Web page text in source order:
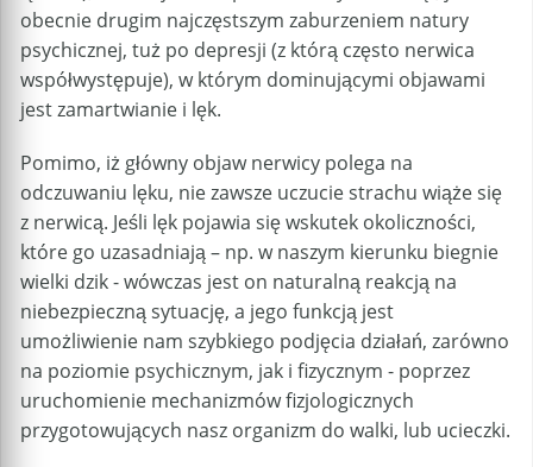
obecnie drugim najczęstszym zaburzeniem natury
psychicznej, tuż po depresji (z którą często nerwica
współwystępuje), w którym dominującymi objawami
jest zamartwianie i lęk.
Pomimo, iż główny objaw nerwicy polega na
odczuwaniu lęku, nie zawsze uczucie strachu wiąże się
z nerwicą. Jeśli lęk pojawia się wskutek okoliczności,
które go uzasadniają – np. w naszym kierunku biegnie
wielki dzik - wówczas jest on naturalną reakcją na
niebezpieczną sytuację, a jego funkcją jest
umożliwienie nam szybkiego podjęcia działań, zarówno
na poziomie psychicznym, jak i fizycznym - poprzez
uruchomienie mechanizmów fizjologicznych
przygotowujących nasz organizm do walki, lub ucieczki.